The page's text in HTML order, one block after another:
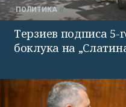
ПОЛИТИКА
Терзиев подписа 5-
боклука на